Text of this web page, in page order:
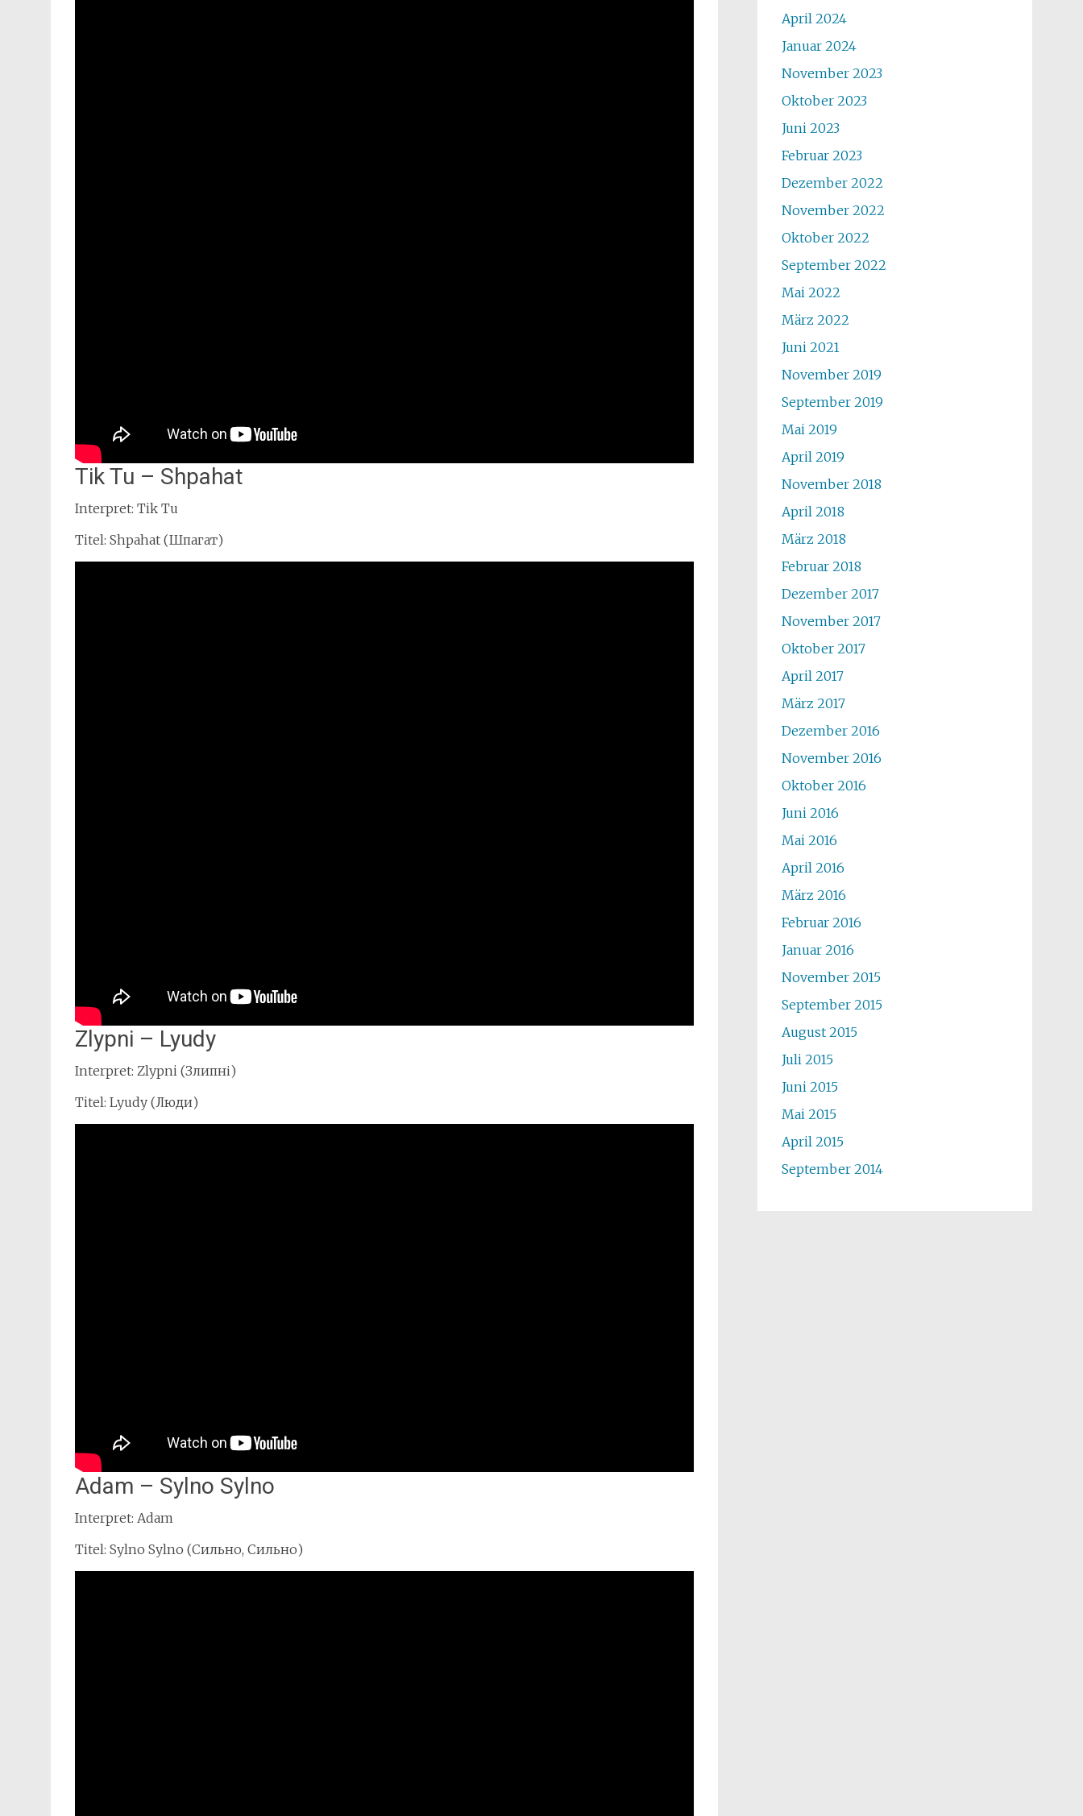
Tik Tu – Shpahat
Interpret: Tik Tu
Titel: Shpahat (Шпагат)
Zlypni – Lyudy
Interpret: Zlypni (Злипні)
Titel: Lyudy (Люди)
Adam – Sylno Sylno
Interpret: Adam
Titel: Sylno Sylno (Сильно, Сильно)
April 2024
Januar 2024
November 2023
Oktober 2023
Juni 2023
Februar 2023
Dezember 2022
November 2022
Oktober 2022
September 2022
Mai 2022
März 2022
Juni 2021
November 2019
September 2019
Mai 2019
April 2019
November 2018
April 2018
März 2018
Februar 2018
Dezember 2017
November 2017
Oktober 2017
April 2017
März 2017
Dezember 2016
November 2016
Oktober 2016
Juni 2016
Mai 2016
April 2016
März 2016
Februar 2016
Januar 2016
November 2015
September 2015
August 2015
Juli 2015
Juni 2015
Mai 2015
April 2015
September 2014